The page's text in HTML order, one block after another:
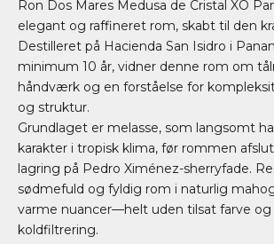
Ron Dos Mares Medusa de Cristal XO
elegant og raffineret rom, skabt til den
Destilleret på Hacienda San Isidro i
minimum 10 år, vidner denne rom om
håndværk og en forståelse for
og struktur.
Grundlaget er melasse, som langsomt
karakter i tropisk klima, før rommen
lagring på Pedro Ximénez-sherryfade.
sødmefuld og fyldig rom i naturlig
varme nuancer—helt uden tilsat farve og
koldfiltrering.